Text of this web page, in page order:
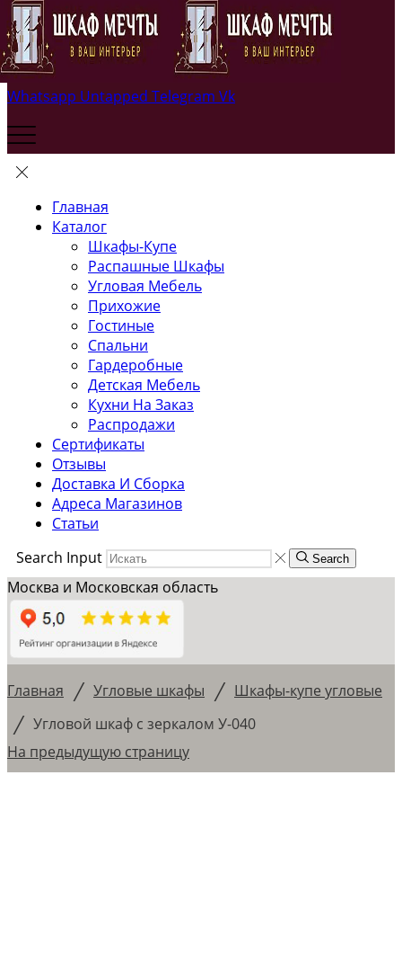
Whatsapp Untapped Telegram Vk
Главная
Каталог
Шкафы-Купе
Распашные Шкафы
Угловая Мебель
Прихожие
Гостиные
Спальни
Гардеробные
Детская Мебель
Кухни На Заказ
Распродажи
Сертификаты
Отзывы
Доставка И Сборка
Адреса Магазинов
Статьи
Search Input
Search
Москва и Московская область
Главная / Угловые шкафы / Шкафы-купе угловые
/ Угловой шкаф с зеркалом У-040
На предыдущую страницу